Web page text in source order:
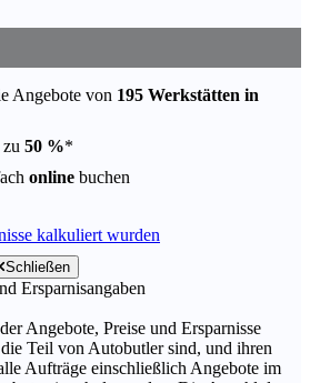
Angebote von 195 Werkstätten in
50 %*
online buchen
kalkuliert wurden
Schließen
Ersparnisangaben
Angebote, Preise und Ersparnisse
Teil von Autobutler sind, und ihren
Aufträge einschließlich Angebote im